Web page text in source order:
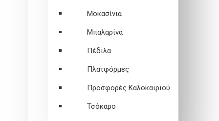
Μοκασίνια
Μπαλαρίνα
Πέδιλα
Πλατφόρμες
Προσφορές Καλοκαιριού
Τσόκαρο